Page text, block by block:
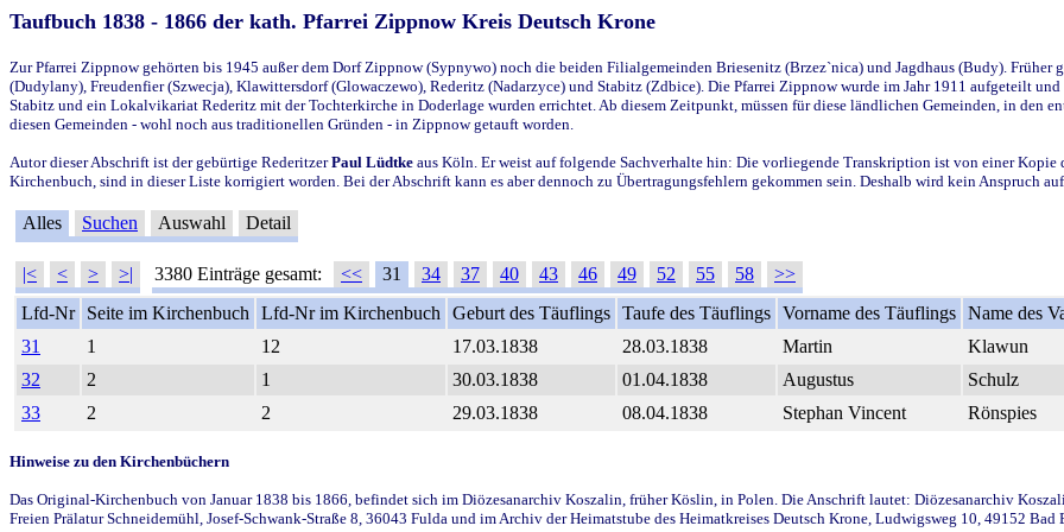
Taufbuch 1838 - 1866 der kath. Pfarrei Zippnow Kreis Deutsch Krone
Zur Pfarrei Zippnow gehörten bis 1945 außer dem Dorf Zippnow (Sypnywo) noch die beiden Filialgemeinden Briesenitz (Brzez`nica) und Jagdhaus (Budy). Früher
(Dudylany), Freudenfier (Szwecja), Klawittersdorf (Glowaczewo), Rederitz (Nadarzyce) und Stabitz (Zdbice). Die Pfarrei Zippnow wurde im Jahr 1911 aufgeteilt
Stabitz und ein Lokalvikariat Rederitz mit der Tochterkirche in Doderlage wurden errichtet. Ab diesem Zeitpunkt, müssen für diese ländlichen Gemeinden, in den
diesen Gemeinden - wohl noch aus traditionellen Gründen - in Zippnow getauft worden.
Autor dieser Abschrift ist der gebürtige RederitzerPaul Lüdtke aus Köln. Er weist auf folgende Sachverhalte hin: Die vorliegende Transkription ist von einer
Kirchenbuch, sind in dieser Liste korrigiert worden. Bei der Abschrift kann es aber dennoch zu Übertragungsfehlern gekommen sein. Deshalb wird kein Anspruch
Alles Suchen Auswahl Detail
|< < > >| 3380 Einträge gesamt: << 31 34 37 40 43 46 49 52 55 58
>>
Lfd-Nr
Seite im Kirchenbuch Lfd-Nr im Kirchenbuch Geburt des Täuflings Taufe des Täuflings Vorname des Täuflings Name des
31
1 12 17.03.1838 28.03.1838 Martin
Klawun
32
2 1 30.03.1838 01.04.1838 Augustus
Schulz
33
2 2 29.03.1838 08.04.1838 Stephan Vincent Rönspies
Hinweise zu den Kirchenbüchern
Das Original-Kirchenbuch von Januar 1838 bis 1866, befindet sich im Diözesanarchiv Koszalin, früher Köslin, in Polen. Die Anschrift lautet: Diözesanarchiv
Freien Prälatur Schneidemühl, Josef-Schwank-Straße 8, 36043 Fulda und im Archiv der Heimatstube des Heimatkreises Deutsch Krone, Ludwigsweg 10, 49152